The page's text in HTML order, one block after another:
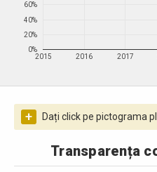
2015 2016 2017
0%
20%
40%
60%
+ Dați click pe pictograma
Transparența